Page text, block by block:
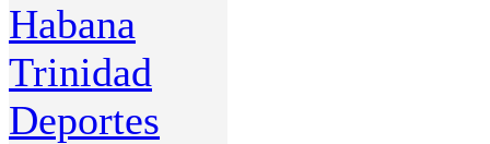
Habana
Trinidad
Deportes